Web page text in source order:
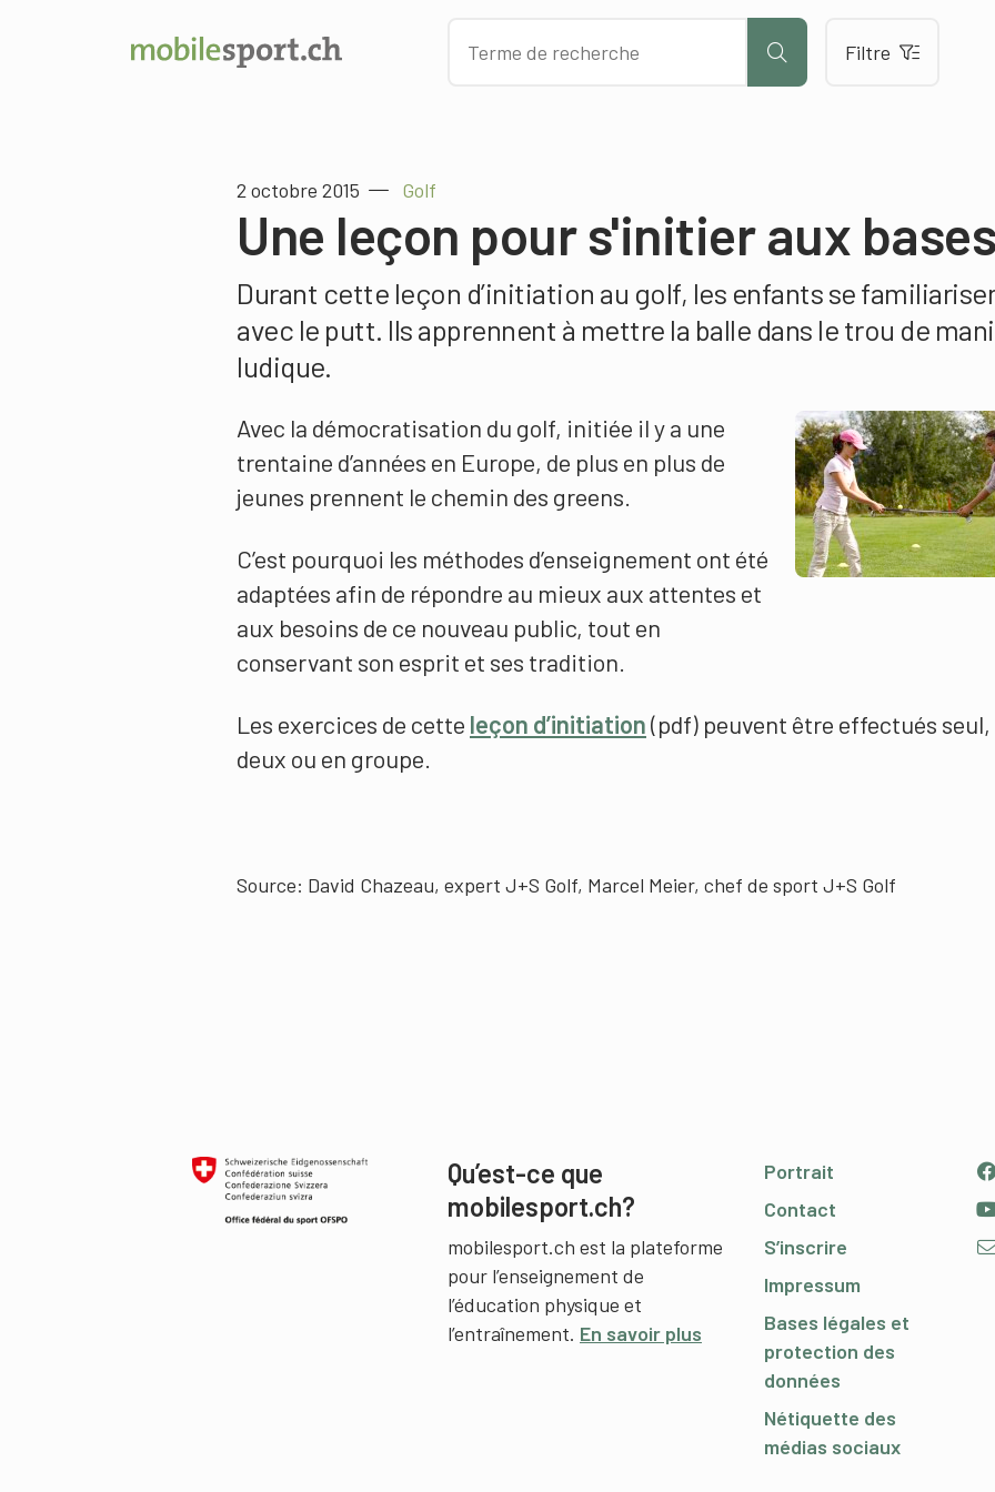
Filtre
2 octobre 2015 Golf
Une leçon pour s'initier aux bases
Durant cette leçon d’initiation au golf, les enfants se
avec le putt. Ils apprennent à mettre la balle dans le trou de
ludique.
Avec la démocratisation du golf, initiée il y a une
trentaine d’années en Europe, de plus en plus de
jeunes prennent le chemin des greens.
C’est pourquoi les méthodes d’enseignement ont été
adaptées afin de répondre au mieux aux attentes et
aux besoins de ce nouveau public, tout en
conservant son esprit et ses tradition.
Les exercices de cette leçon d’initiation(pdf) peuvent être effectués
deux ou en groupe.
Source: David Chazeau, expert J+S Golf, Marcel Meier, chef de sport J+S Golf
Qu’est-ce que
mobilesport.ch?
mobilesport.ch est la plateforme
pour l’enseignement de
l’éducation physique et
l’entraînement. En savoir plus
Portrait
Contact
S’inscrire
Impressum
Bases légales et
protection des
données
Nétiquette des
médias sociaux